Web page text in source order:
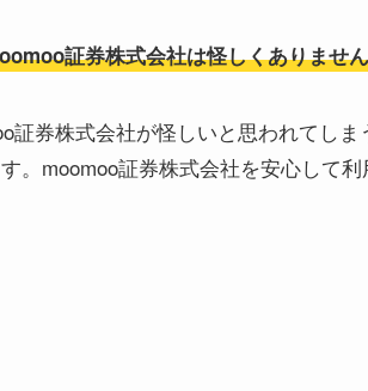
証券株式会社は怪しくありませ
証券株式会社が怪しいと思われてしま
。moomoo証券株式会社を安心して